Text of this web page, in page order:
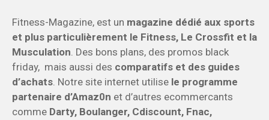
Fitness-Magazine, est un magazine dédié aux sports
et plus particulièrement le Fitness, Le Crossfit et la
Musculation. Des bons plans, des promos black
friday, mais aussi des comparatifs et des guides
d’achats. Notre site internet utilise le programme
partenaire d’Amaz0n et d’autres ecommercants
comme Darty, Boulanger, Cdiscount, Fnac,